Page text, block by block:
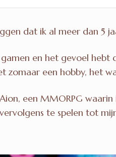
dat ik al meer dan 5
en het gevoel hebt
zomaar een hobby, het
een MMORPG
te spelen tot